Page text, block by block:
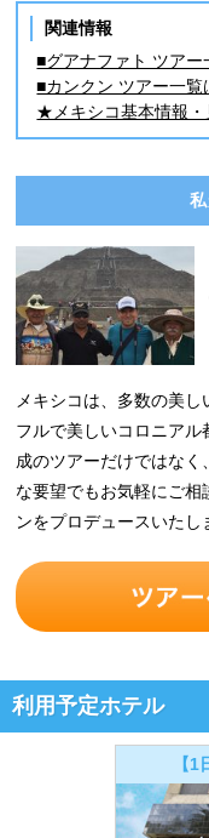
関連情報
■グアナファト ツアー
■カンクン ツアー一覧
★メキシコ基本情報・
メキシコは、多数の美
フルで美しいコロニア
成のツアーだけではな
な要望でもお気軽にご相
ンをプロデュースいたし
利用予定ホテル
【